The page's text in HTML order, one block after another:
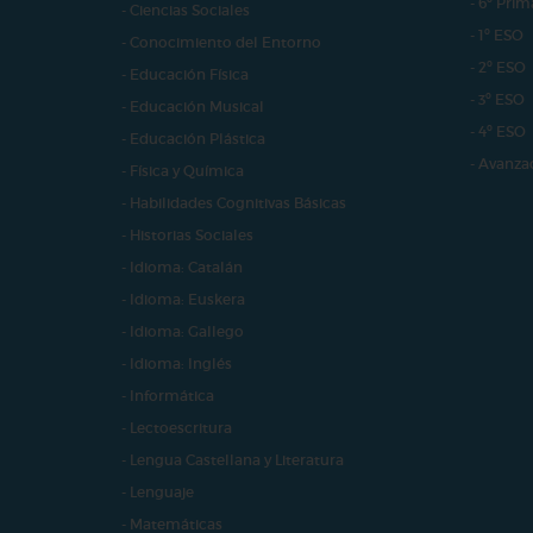
- Ciencias Sociales
- Conocimiento del Entorno
- Educación Física
- Educación Musical
- Educación Plástica
- Física y Química
- Habilidades Cognitivas Básicas
- Historias Sociales
- Idioma: Catalán
- Idioma: Euskera
- Idioma: Gallego
- Idioma: Inglés
- Informática
- Lectoescritura
- Lengua Castellana y Literatura
- Lenguaje
- Matemáticas
- 1º ESO
- 2º ESO
- 3º ESO
- 4º ESO
-